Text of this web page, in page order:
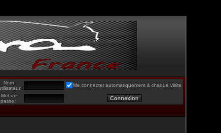
Nom
Me connecter automatiquement à chaque visite
Mot de
passe: